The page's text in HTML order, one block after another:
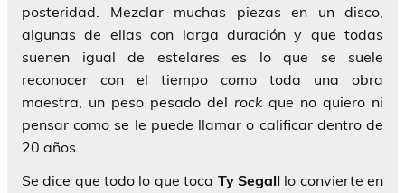
posteridad. Mezclar muchas piezas en un disco,
algunas de ellas con larga duración y que todas
suenen igual de estelares es lo que se suele
reconocer con el tiempo como toda una obra
maestra, un peso pesado del rock que no quiero ni
pensar como se le puede llamar o calificar dentro de
20 años.
Se dice que todo lo que toca Ty Segall lo convierte en